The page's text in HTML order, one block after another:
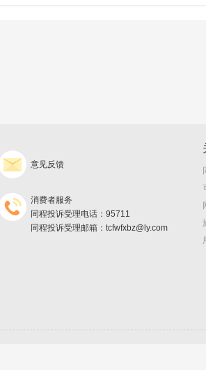
意见反馈
消费者服务
同程投诉受理电话：95711
同程投诉受理邮箱：tcfwfxbz@ly.com